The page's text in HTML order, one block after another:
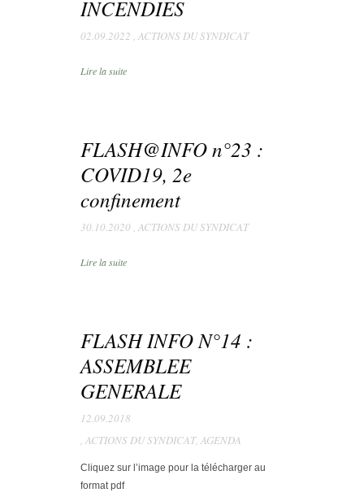
INCENDIES
02.09.2022 , ACTIONS DU SYNDICAT
Lire la suite
FLASH@INFO n°23 :
COVID19, 2e
confinement
30.10.2020 , ACTIONS DU SYNDICAT
Lire la suite
FLASH INFO N°14 :
ASSEMBLEE
GENERALE
12.09.2018
, ACTIONS DU SYNDICAT, AGENDA
Cliquez sur l’image pour la télécharger au
format pdf